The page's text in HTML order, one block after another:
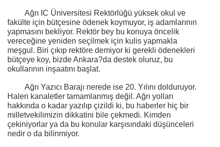
Ağrı IC Üniversitesi Rektörlüğü yüksek okul ve
fakülte için bütçesine ödenek koymuyor, iş adamlarının
yapmasını bekliyor. Rektör bey bu konuya öncelik
vereceğine yeniden seçilmek için kulis yapmakla
meşgul. Biri çıkıp rektöre demiyor ki gerekli ödenekleri
bütçeye koy, bizde Ankara?da destek oluruz, bu
okullarının inşaatını başlat.
Ağrı Yazıcı Barajı nerede ise 20. Yılını dolduruyor.
Halen kanaletler tamamlanmış değil. Ağrı yolları
hakkında o kadar yazılıp çizildi ki, bu haberler hiç bir
milletvekilimizin dikkatini bile çekmedi. Kimden
çekiniyorlar ya da bu konular karşısındaki düşünceleri
nedir o da bilinmiyor.